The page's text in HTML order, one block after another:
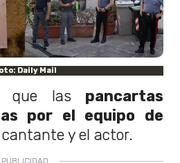
Daily Mail
que laspancartas
por el equipo de
y el actor.